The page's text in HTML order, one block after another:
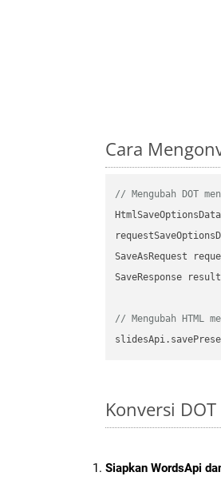
Cara
// Mengubah DOT
SaveAsRequest
SaveResponse
// Mengubah HTML
Konversi
Siapkan WordsApi